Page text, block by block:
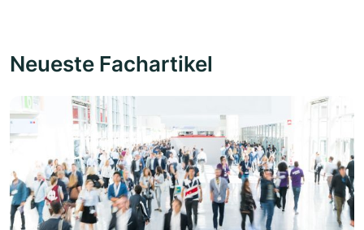
Neueste Fachartikel